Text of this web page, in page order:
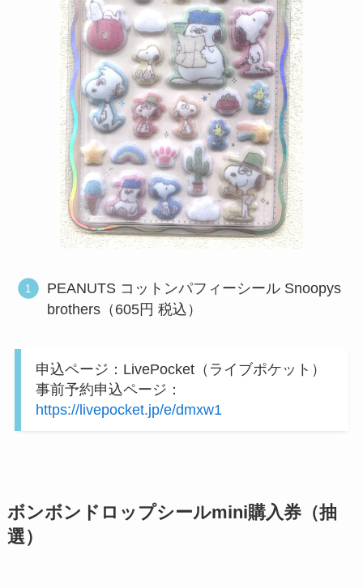
PEANUTS コットンパフィーシール Snoopys
brothers（605円 税込）
申込ページ：LivePocket（ライブポケット）
事前予約申込ページ：
https://livepocket.jp/e/dmxw1
ボンボンドロップシールmini購入券（抽
選）